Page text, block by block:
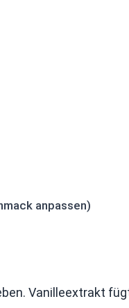
anpassen)
Vanilleextrakt